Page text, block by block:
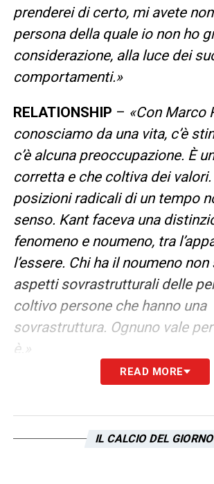
prenderei di certo, mi avete
persona della quale io non ho
considerazione, alla luce dei
comportamenti.»
RELATIONSHIP – «Con Marco
conosciamo da una vita, c’è
c’è alcuna preoccupazione. È
corretta e che coltiva dei
posizioni radicali di un tempo
senso. Kant faceva una
fenomeno e noumeno, tra
l’essere. Chi ha il noumeno
aspetti sovrastrutturali delle
coltivo persone che hanno una
sovrastruttura. Ognuno vale
è.»
«Le persone mi
epidermiche, ossia non vanno a
READ MORE
IL CALCIO DEL GIORNO